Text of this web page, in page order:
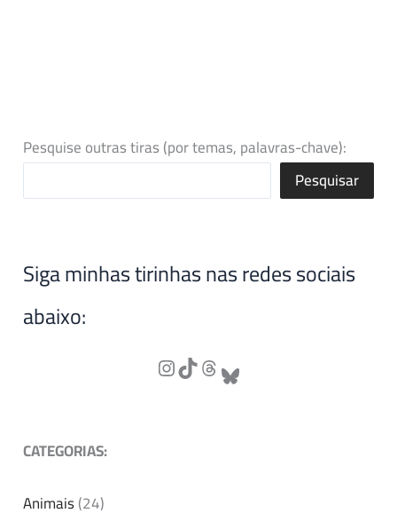
Pesquise outras tiras (por temas, palavras-chave):
Pesquisar
Siga minhas tirinhas nas redes sociais
abaixo:
CATEGORIAS:
Animais(24)